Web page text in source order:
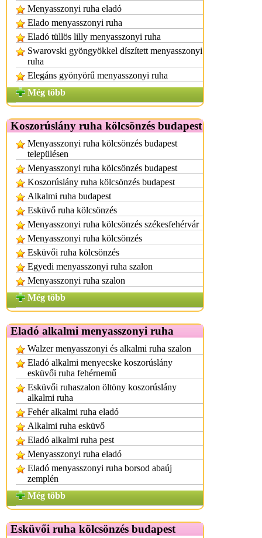
Menyasszonyi ruha eladó
Elado menyasszonyi ruha
Eladó tüllös lilly menyasszonyi ruha
Swarovski gyöngyökkel díszített menyasszonyi
ruha
Elegáns gyönyörű menyasszonyi ruha
Még több
Koszorúslány ruha kölcsönzés budapest
Menyasszonyi ruha kölcsönzés budapest
településen
Menyasszonyi ruha kölcsönzés budapest
Koszorúslány ruha kölcsönzés budapest
Alkalmi ruha budapest
Esküvő ruha kölcsönzés
Menyasszonyi ruha kölcsönzés székesfehérvár
Menyasszonyi ruha kölcsönzés
Esküvői ruha kölcsönzés
Egyedi menyasszonyi ruha szalon
Menyasszonyi ruha szalon
Még több
Eladó alkalmi menyasszonyi ruha
Walzer menyasszonyi és alkalmi ruha szalon
Eladó alkalmi menyecske koszorúslány
esküvői ruha fehérnemű
Esküvői ruhaszalon öltöny koszorúslány
alkalmi ruha
Fehér alkalmi ruha eladó
Alkalmi ruha esküvő
Eladó alkalmi ruha pest
Menyasszonyi ruha eladó
Eladó menyasszonyi ruha borsod abaúj
zemplén
Még több
Esküvői ruha kölcsönzés budapest